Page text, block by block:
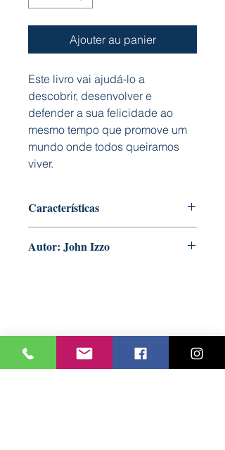
Ajouter au panier
Este livro vai ajudá-lo a
descobrir, desenvolver e
defender a sua felicidade ao
mesmo tempo que promove um
mundo onde todos queiramos
viver.
Características
Formato: 160 mm x 225 mm
Autor: John Izzo